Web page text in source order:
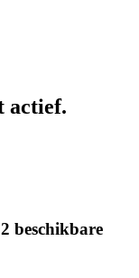
actief.
beschikbare